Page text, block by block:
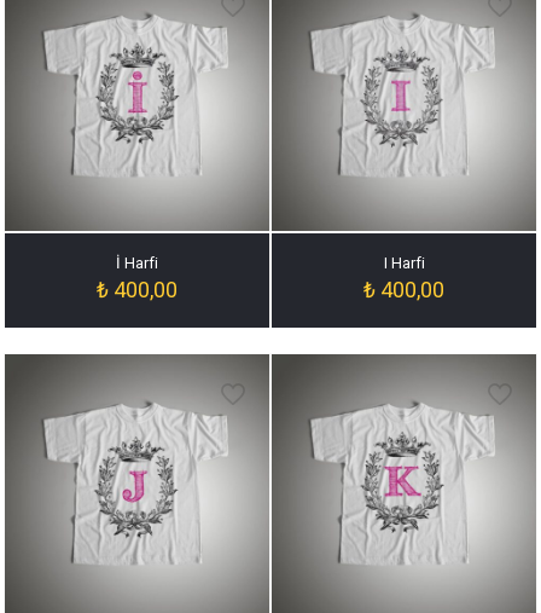
İ Harfi
₺ 400,00
I Harfi
₺ 400,00